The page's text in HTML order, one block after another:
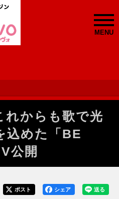
MENU
れからも歌で光
込めた「BE
公開
送る
シェア
ポスト